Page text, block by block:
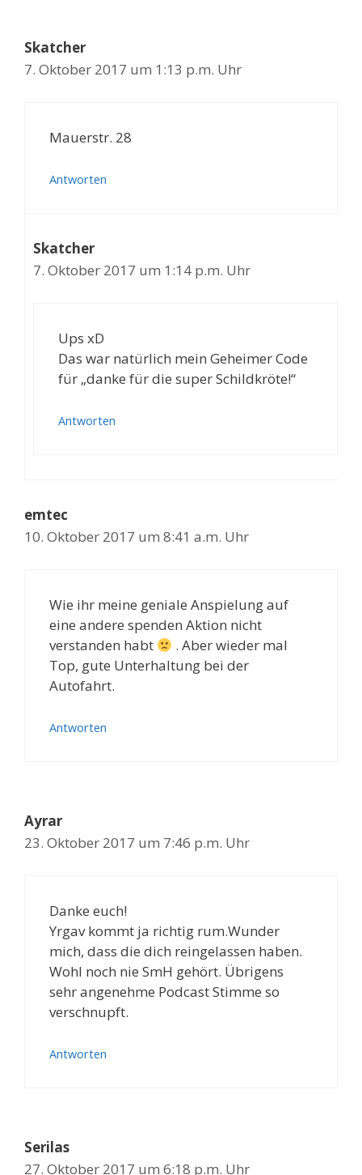
Skatcher
7. Oktober 2017 um 1:13 p.m. Uhr
Mauerstr. 28
Antworten
Skatcher
7. Oktober 2017 um 1:14 p.m. Uhr
Ups xD
Das war natürlich mein Geheimer Code
für „danke für die super Schildkröte!“
Antworten
emtec
10. Oktober 2017 um 8:41 a.m. Uhr
Wie ihr meine geniale Anspielung auf
eine andere spenden Aktion nicht
verstanden habt
. Aber wieder mal
Top, gute Unterhaltung bei der
Autofahrt.
Antworten
Ayrar
23. Oktober 2017 um 7:46 p.m. Uhr
Danke euch!
Yrgav kommt ja richtig rum.Wunder
mich, dass die dich reingelassen haben.
Wohl noch nie SmH gehört. Übrigens
sehr angenehme Podcast Stimme so
verschnupft.
Antworten
Serilas
27. Oktober 2017 um 6:18 p.m. Uhr